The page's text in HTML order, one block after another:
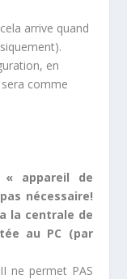
arrive quand
en
comme
appareil de
nécessaire!
la centrale de
au PC (par
ne permet PAS